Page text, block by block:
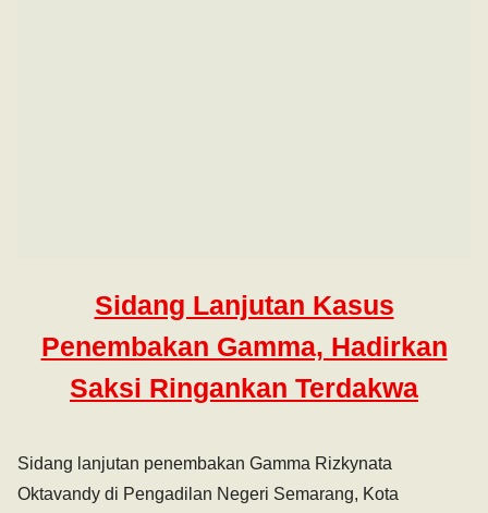
Sidang Lanjutan Kasus
Penembakan Gamma, Hadirkan
Saksi Ringankan Terdakwa
Sidang lanjutan penembakan Gamma Rizkynata
Oktavandy di Pengadilan Negeri Semarang, Kota